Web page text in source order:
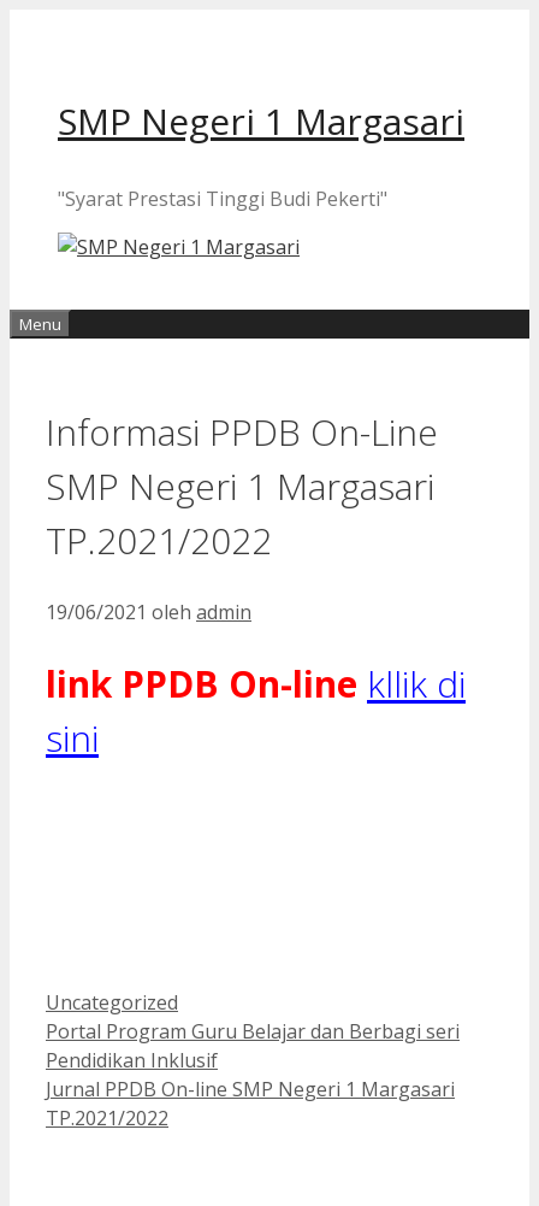
SMP Negeri 1 Margasari
"Syarat Prestasi Tinggi Budi Pekerti"
Menu
Informasi PPDB On-Line
SMP Negeri 1 Margasari
TP.2021/2022
19/06/2021 oleh admin
link PPDB On-line kllik di
sini
Kategori
Uncategorized
Portal Program Guru Belajar dan Berbagi seri
Pendidikan Inklusif
Jurnal PPDB On-line SMP Negeri 1 Margasari
TP.2021/2022